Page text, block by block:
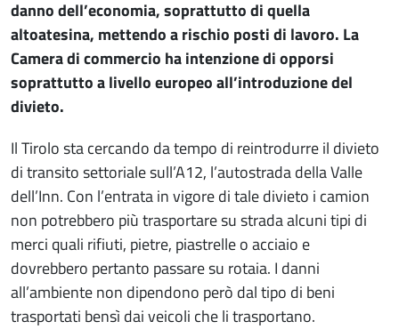
danno dell’economia, soprattutto di quella
altoatesina, mettendo a rischio posti di lavoro. La
Camera di commercio ha intenzione di opporsi
soprattutto a livello europeo all’introduzione del
divieto.
Il Tirolo sta cercando da tempo di reintrodurre il divieto
di transito settoriale sull’A12, l’autostrada della Valle
dell’Inn. Con l’entrata in vigore di tale divieto i camion
non potrebbero più trasportare su strada alcuni tipi di
merci quali rifiuti, pietre, piastrelle o acciaio e
dovrebbero pertanto passare su rotaia. I danni
all’ambiente non dipendono però dal tipo di beni
trasportati bensì dai veicoli che li trasportano.